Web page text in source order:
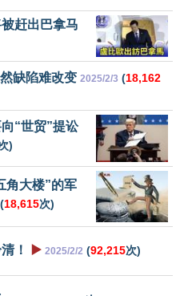
赶出巴拿马
缺陷难改变 2025/2/3 (18,162
“世贸”提讼
)
角大楼”的军
(18,615次)
！ ▶️ 2025/2/2 (92,215次)